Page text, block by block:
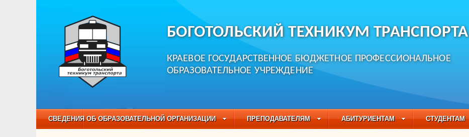
БОГОТОЛЬСКИЙ ТЕХНИКУМ ТРАНСПОРТА
КРАЕВОЕ ГОСУДАРСТВЕННОЕ БЮДЖЕТНОЕ ПРОФЕССИОНАЛЬНОЕ
ОБРАЗОВАТЕЛЬНОЕ УЧРЕЖДЕНИЕ
СВЕДЕНИЯ ОБ ОБРАЗОВАТЕЛЬНОЙ ОРГАНИЗАЦИИ ПРЕПОДАВАТЕЛЯМ АБИТУРИЕНТАМ СТУДЕНТАМ